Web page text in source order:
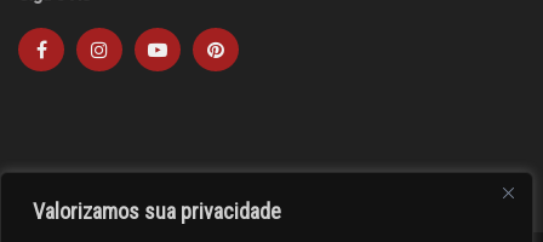
Valorizamos sua privacidade